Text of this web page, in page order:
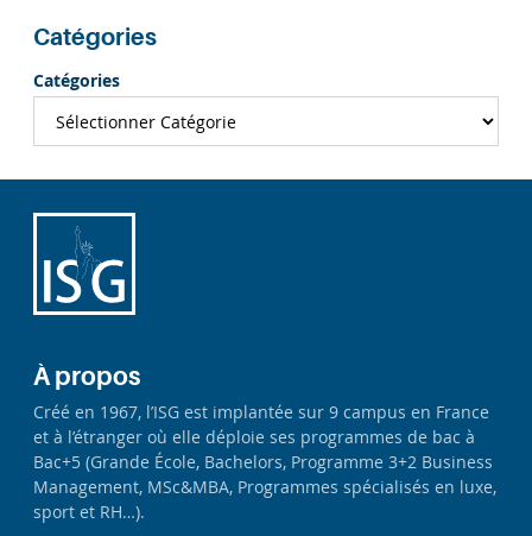
Catégories
Catégories
À propos
Créé en 1967, l’ISG est implantée sur 9 campus en France
et à l’étranger où elle déploie ses programmes de bac à
Bac+5 (Grande École, Bachelors, Programme 3+2 Business
Management, MSc&MBA, Programmes spécialisés en luxe,
sport et RH…).